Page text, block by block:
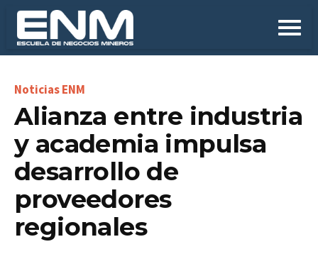
Alianza entre industria
y academia impulsa
desarrollo de
proveedores
regionales